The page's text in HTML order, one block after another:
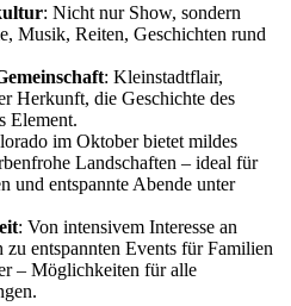
: Nicht nur Show, sondern
Musik, Reiten, Geschichten rund
: Kleinstadtflair,
Herkunft, die Geschichte des
Element.
im Oktober bietet mildes
Landschaften – ideal für
und entspannte Abende unter
: Von intensivem Interesse an
entspannten Events für Familien
– Möglichkeiten für alle